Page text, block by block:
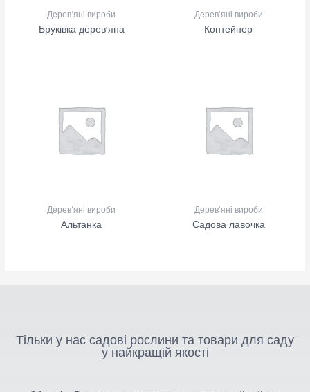
Дерев'яні вироби
Бруківка дерев’яна
Дерев'яні вироби
Контейнер
Дерев'яні вироби
Альтанка
Дерев'яні вироби
Садова лавочка
Тільки у нас садові рослини та товари для саду
у найкращій якості